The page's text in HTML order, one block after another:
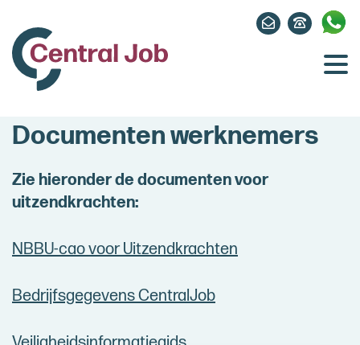
Documenten werknemers
Zie hieronder de documenten voor
uitzendkrachten:
NBBU-cao voor Uitzendkrachten
Bedrijfsgegevens CentralJob